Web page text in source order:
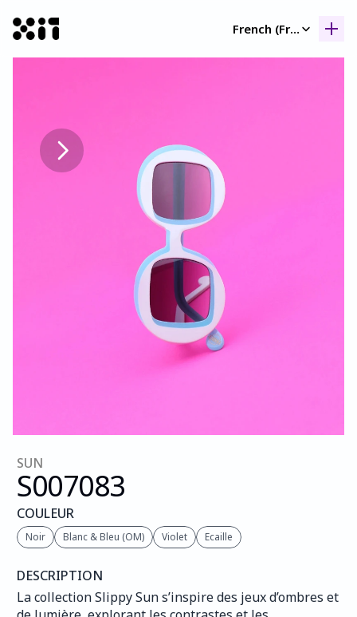
French (France)
SUN
S007083
COULEUR
Noir Blanc & Bleu (OM) Violet Ecaille
DESCRIPTION
La collection Slippy Sun s’inspire des jeux d’ombres et